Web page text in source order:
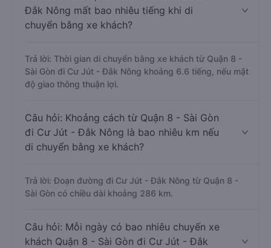
Đắk Nông mất bao nhiêu tiếng khi di
chuyển bằng xe khách?
Trả lời: Thời gian di chuyển bằng xe khách từ Quận 8 -
Sài Gòn đi Cư Jút - Đắk Nông khoảng 6.6 tiếng, nếu mật
độ giao thông thuận lợi.
Câu hỏi: Khoảng cách từ Quận 8 - Sài Gòn
đi Cư Jút - Đắk Nông là bao nhiêu km nếu
di chuyển bằng xe khách?
Trả lời: Đoạn đường đi Cư Jút - Đắk Nông từ Quận 8 -
Sài Gòn có chiều dài khoảng 286 km.
Câu hỏi: Mỗi ngày có bao nhiêu chuyến xe
khách Quận 8 - Sài Gòn đi Cư Jút - Đắk